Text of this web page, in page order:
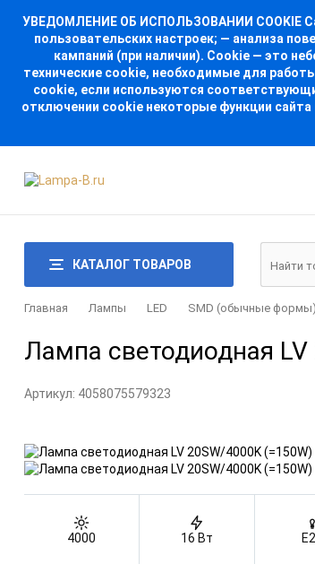
УВЕДОМЛЕНИЕ ОБ ИСПОЛЬЗОВАНИИ COOKIE
пользовательских настроек; — анализа
кампаний (при наличии). Cookie — это
технические cookie, необходимые для
cookie, если используются
отключении cookie некоторые функции
КАТАЛОГ ТОВАРОВ
Главная Лампы LED SMD (обычные формы)
Лампа светодиодная LV
Артикул: 4058075579323
4000 16 Вт